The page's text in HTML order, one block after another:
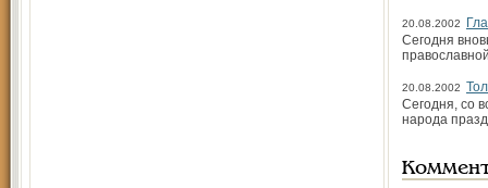
20.08.2002
Сегодня
20.08.2002
Сегодня, со
народа